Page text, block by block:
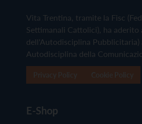
Vita Trentina, tramite la Fisc
Settimanali Cattolici), ha
dell'Autodisciplina Pubblicitaria)
Autodisciplina della
E-Shop